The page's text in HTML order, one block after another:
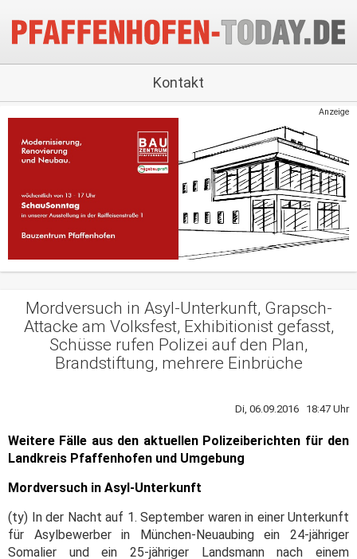
Kontakt
Anzeige
Mordversuch in Asyl-Unterkunft, Grapsch-
Attacke am Volksfest, Exhibitionist gefasst,
Schüsse rufen Polizei auf den Plan,
Brandstiftung, mehrere Einbrüche
Di, 06.09.2016 18:47 Uhr
Weitere Fälle aus den aktuellen Polizeiberichten für den
Landkreis Pfaffenhofen und Umgebung
Mordversuch in Asyl-Unterkunft
(ty) In der Nacht auf 1. September waren in einer Unterkunft
für Asylbewerber in München-Neuaubing ein 24-jähriger
Somalier und ein 25-jähriger Landsmann nach einem